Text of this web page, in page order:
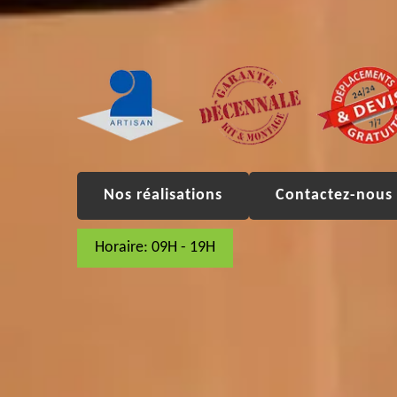
Nos réalisations Contactez-nous
Horaire: 09H - 19H